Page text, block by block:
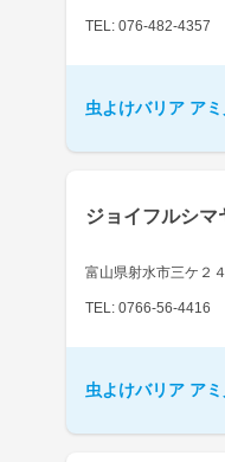
TEL: 076-482-4357
虫よけバリア ア
ジョイフルシマ
富山県射水市三ケ２
TEL: 0766-56-4416
虫よけバリア ア